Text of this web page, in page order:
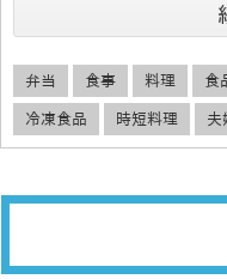
弁当 食事 料理 食
冷凍食品 時短料理 夫